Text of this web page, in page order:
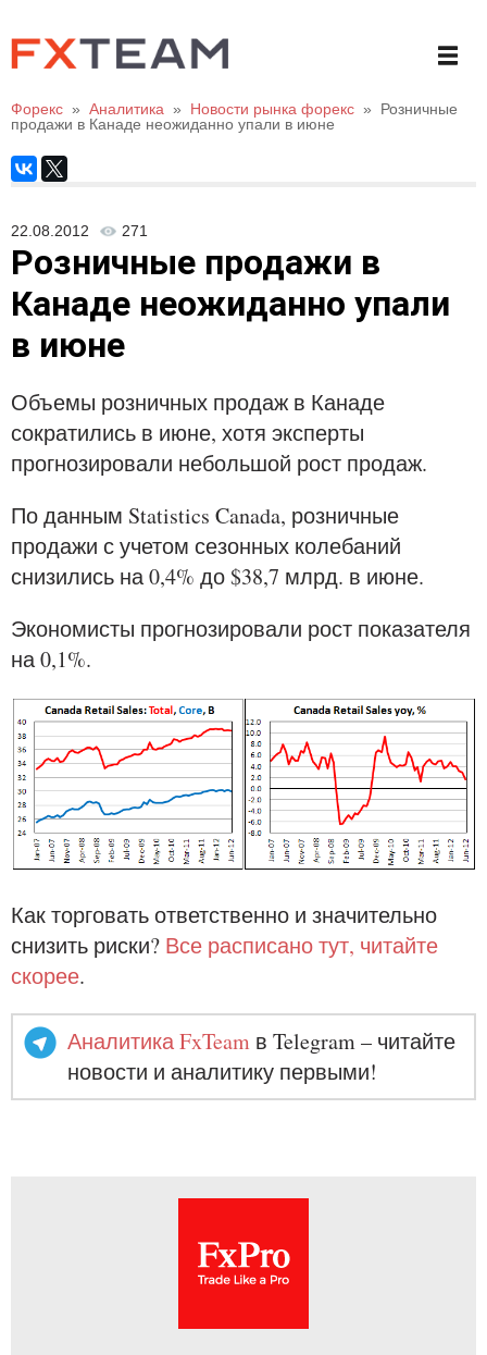
Форекс » Аналитика » Новости рынка форекс »
Розничные
продажи в Канаде неожиданно упали в июне
22.08.2012 271
Розничные продажи в
Канаде неожиданно упали
в июне
Объемы розничных продаж в Канаде
сократились в июне, хотя эксперты
прогнозировали небольшой рост продаж.
По данным Statistics Canada, розничные
продажи с учетом сезонных колебаний
снизились на 0,4% до $38,7 млрд. в июне.
Экономисты прогнозировали рост показателя
на 0,1%.
Как торговать ответственно и значительно
снизить риски? Все расписано тут, читайте
скорее.
Аналитика FxTeam в Telegram – читайте
новости и аналитику первыми!